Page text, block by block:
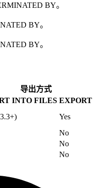
BY。
BY。
BY。
导出方式
INTO FILES EXPORT
Yes
No
No
No